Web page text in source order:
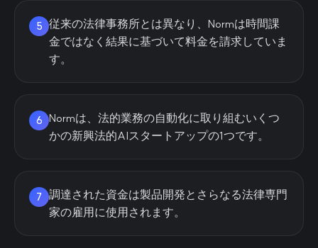
5 従来の法律事務所とは異なり、Normは時間課
金ではなく結果に基づいて料金を請求していま
す。
6 Normは、法的業務の自動化に取り組むいくつ
かの新興法的AIスタートアップの1つです。
7
調達された資金は製品開発とさらなる法律専門
家の雇用に使用されます。